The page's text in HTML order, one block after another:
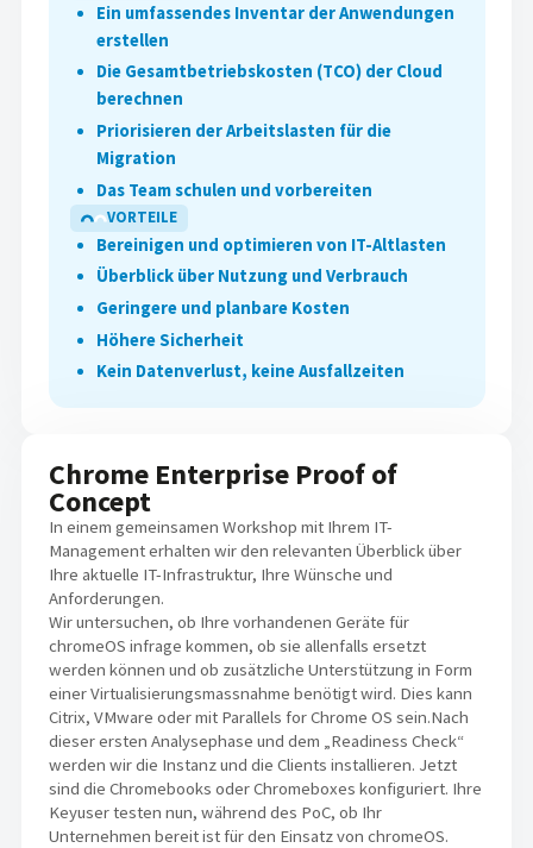
Ein umfassendes Inventar der Anwendungen
erstellen
Die Gesamtbetriebskosten (TCO) der Cloud
berechnen
Priorisieren der Arbeitslasten für die
Migration
Das Team schulen und vorbereiten
VORTEILE
Bereinigen und optimieren von IT-Altlasten
Überblick über Nutzung und Verbrauch
Geringere und planbare Kosten
Höhere Sicherheit
Kein Datenverlust, keine Ausfallzeiten
Chrome Enterprise Proof of
Concept
In einem gemeinsamen Workshop mit Ihrem IT-
Management erhalten wir den relevanten Überblick über
Ihre aktuelle IT-Infrastruktur, Ihre Wünsche und
Anforderungen.
Wir untersuchen, ob Ihre vorhandenen Geräte für
chromeOS infrage kommen, ob sie allenfalls ersetzt
werden können und ob zusätzliche Unterstützung in Form
einer Virtualisierungsmassnahme benötigt wird. Dies kann
Citrix, VMware oder mit Parallels for Chrome OS sein.Nach
dieser ersten Analysephase und dem „Readiness Check“
werden wir die Instanz und die Clients installieren. Jetzt
sind die Chromebooks oder Chromeboxes konfiguriert. Ihre
Keyuser testen nun, während des PoC, ob Ihr
Unternehmen bereit ist für den Einsatz von chromeOS.